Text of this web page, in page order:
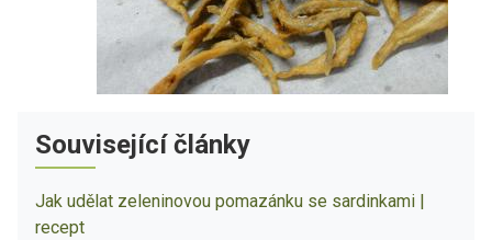
Související články
Jak udělat zeleninovou pomazánku se sardinkami |
recept